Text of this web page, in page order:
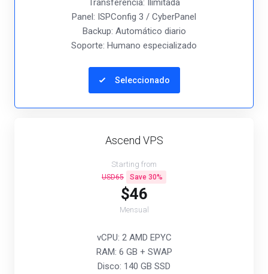
Transferencia: Ilimitada
Panel: ISPConfig 3 / CyberPanel
Backup: Automático diario
Soporte: Humano especializado
Seleccionado
Ascend VPS
Starting from
USD65 Save 30%
$46
Mensual
vCPU: 2 AMD EPYC
RAM: 6 GB + SWAP
Disco: 140 GB SSD